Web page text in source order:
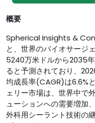
概要
Spherical Insights &
と、世界のバイオサージ
5240万米ドルから2035
ると予測されており、
均成長率(CAGR)は6.6%
ェリー市場は、世界中で
ューションへの需要増加
外科用シーラント技術の